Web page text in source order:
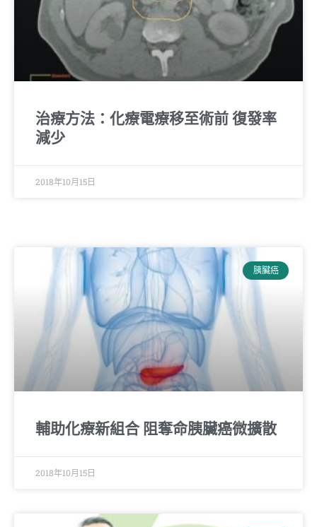
治療方法：化療電療移至術前 復發率
減少
2018年10月15日
胰臟癌
輔助化療新組合 阻奪命胰臟癌微擴散
2018年10月15日